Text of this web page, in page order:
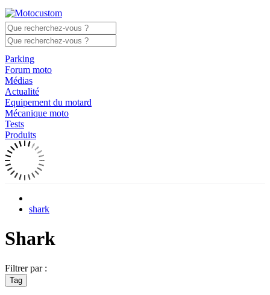
Parking
Forum moto
Médias
Actualité
Equipement du motard
Mécanique moto
Tests
Produits
shark
Shark
Filtrer par :
Tag